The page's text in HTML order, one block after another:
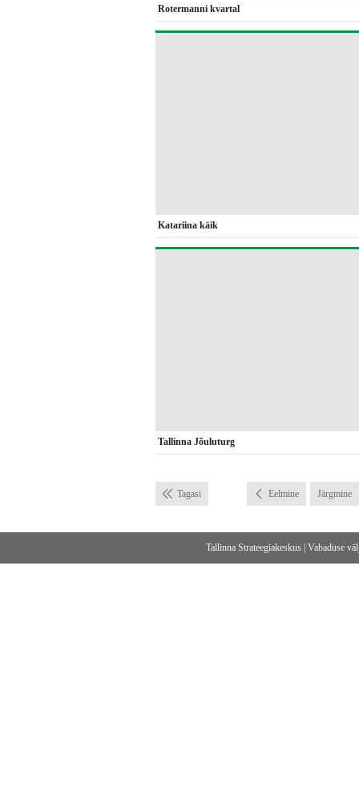
Rotermanni kvartal
Katariina käik
Tallinna Jõuluturg
Tagasi Eelmine Järgmine
Tallinna Strateegiakeskus Vabaduse